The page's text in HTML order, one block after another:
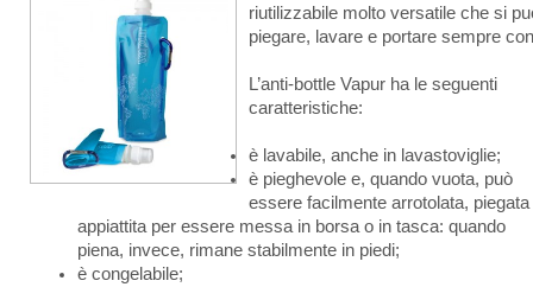
riutilizzabile molto versatile che si
piegare, lavare e portare sempre
L’anti-bottle Vapur ha le seguenti
caratteristiche:
è lavabile, anche in lavastoviglie;
è pieghevole e, quando vuota, può
essere facilmente arrotolata, piegata
appiattita per essere messa in borsa o in tasca: quando
piena, invece, rimane stabilmente in piedi;
è congelabile;